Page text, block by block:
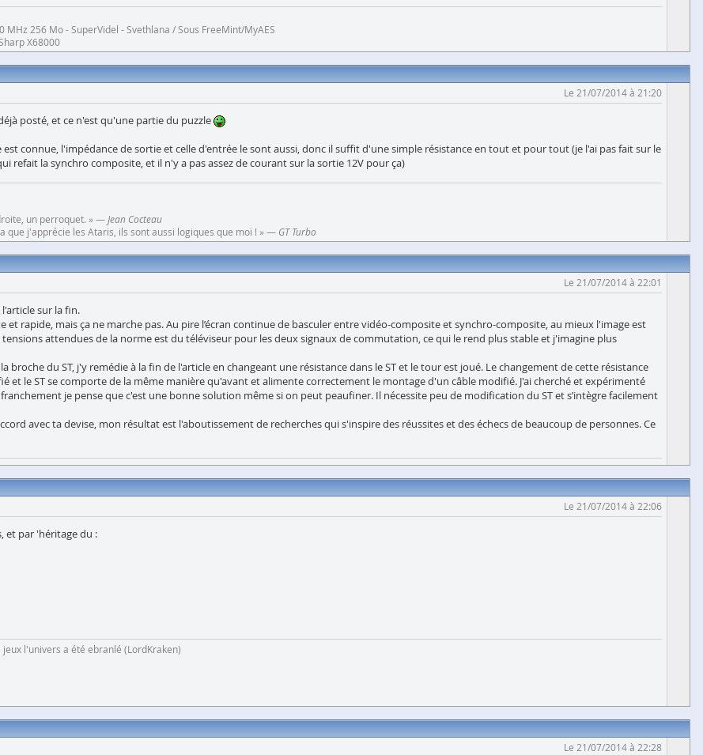
256 Mo - SuperVidel - Svethlana / Sous FreeMint/MyAES
X68000
Le 21/07/2014 à 21:20
posté, et ce n'est qu'une partie du puzzle
connue, l'impédance de sortie et celle d'entrée le sont aussi, donc il suffit d'une simple résistance en tout et pour tout (je l'ai pas fait sur le
la synchro composite, et il n'y a pas assez de courant sur la sortie 12V pour ça)
un perroquet. » — Jean Cocteau
que j'apprécie les Ataris, ils sont aussi logiques que moi ! » — GT Turbo
Le 21/07/2014 à 22:01
sur la fin.
rapide, mais ça ne marche pas. Au pire l’écran continue de basculer entre vidéo-composite et synchro-composite, au mieux l'image est
attendues de la norme est du téléviseur pour les deux signaux de commutation, ce qui le rend plus stable et j'imagine plus
du ST, j'y remédie à la fin de l'article en changeant une résistance dans le ST et le tour est joué. Le changement de cette résistance
et le ST se comporte de la même manière qu'avant et alimente correctement le montage d'un câble modifié. J'ai cherché et expérimenté
je pense que c'est une bonne solution même si on peut peaufiner. Il nécessite peu de modification du ST et s’intègre facilement
avec ta devise, mon résultat est l'aboutissement de recherches qui s'inspire des réussites et des échecs de beaucoup de personnes. Ce
Le 21/07/2014 à 22:06
et par 'héritage du :
l'univers a été ebranlé (LordKraken)
Le 21/07/2014 à 22:28